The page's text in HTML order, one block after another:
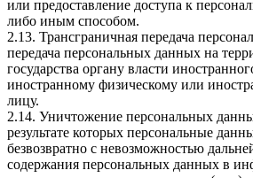
или предоставление доступа к
либо иным способом.
2.13. Трансграничная передача
передача персональных данных на
государства органу власти
иностранному физическому или
лицу.
2.14. Уничтожение персональных
результате которых персональные
безвозвратно с невозможностью
содержания персональных данных в